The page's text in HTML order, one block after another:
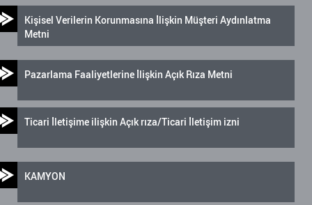
Kişisel Verilerin Korunmasına İlişkin Müşteri Aydınlatma
Metni
Pazarlama Faaliyetlerine İlişkin Açık Rıza Metni
Ticari İletişime ilişkin Açık rıza/Ticari İletişim izni
KAMYON